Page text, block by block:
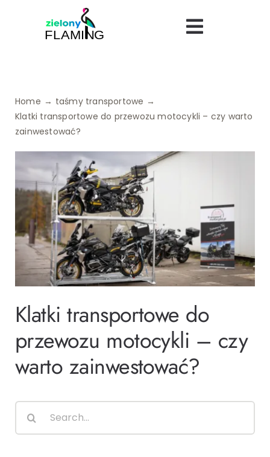
Toggle
Uroda
Logistyka
Dietetyka
Finanse
Ślub i wesele
Wystrój wnętrz
Home
taśmy transportowe
Klatki transportowe do przewozu motocykli – czy warto
zainwestować?
Klatki transportowe do
przewozu motocykli – czy
warto zainwestować?